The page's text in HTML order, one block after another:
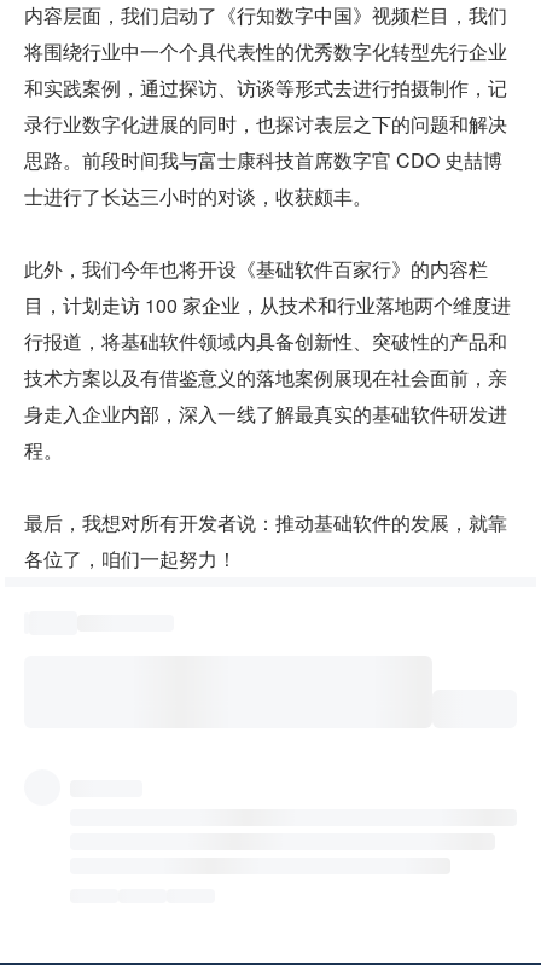
内容层面，我们启动了《行知数字中国》视频栏目，我们
将围绕行业中一个个具代表性的优秀数字化转型先行企业
和实践案例，通过探访、访谈等形式去进行拍摄制作，记
录行业数字化进展的同时，也探讨表层之下的问题和解决
思路。前段时间我与富士康科技首席数字官 CDO 史喆博
士进行了长达三小时的对谈，收获颇丰。
此外，我们今年也将开设《基础软件百家行》的内容栏
目，计划走访 100 家企业，从技术和行业落地两个维度进
行报道，将基础软件领域内具备创新性、突破性的产品和
技术方案以及有借鉴意义的落地案例展现在社会面前，亲
身走入企业内部，深入一线了解最真实的基础软件研发进
程。
最后，我想对所有开发者说：推动基础软件的发展，就靠
各位了，咱们一起努力！